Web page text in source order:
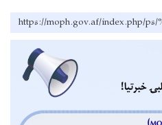
https://moph.gov.af/index.php/ps/